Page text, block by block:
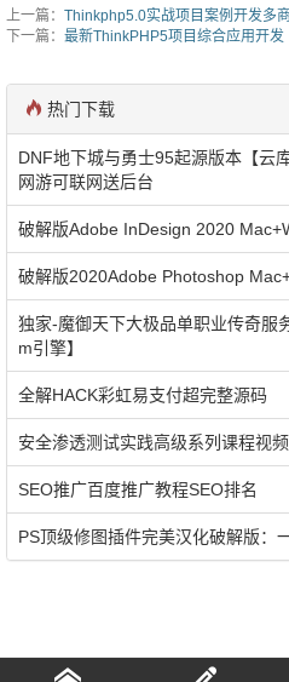
上一篇： Thinkphp5.0实战项目案例开发多
下一篇： 最新ThinkPHP5项目综合应用开发
热门下载
DNF地下城与勇士95起源版本【云
网游可联网送后台
破解版Adobe InDesign 2020
破解版2020Adobe Photoshop
独家-魔御天下大极品单职业传奇服
m引擎】
全解HACK彩虹易支付超完整源码
安全渗透测试实践高级系列课程视
SEO推广百度推广教程SEO排名
PS顶级修图插件完美汉化破解版：